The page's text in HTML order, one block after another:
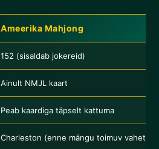
Ameerika Mahjong
152 (sisaldab jokereid)
Ainult NMJL kaart
Peab kaardiga täpselt kattuma
Charleston (enne mängu toimuv vahetus)